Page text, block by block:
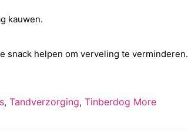
kauwen.
snack helpen om verveling te verminderen.
, Tandverzorging, Tinberdog More